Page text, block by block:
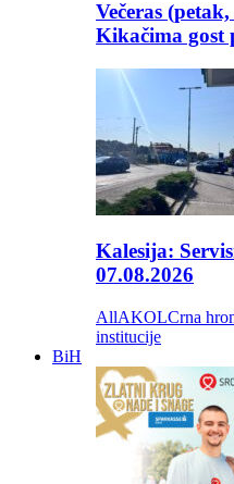
Večeras
Kikačima gost
Kalesija:
07.08.2026
AllAKOLCrna
institucije
BiH